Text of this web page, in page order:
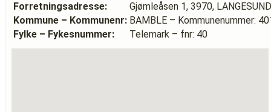
Forretningsadresse:
Gjømleåsen 1, 3970, LANGESUND
Kommune – Kommunenr: BAMBLE – Kommunenummer:
Fylke – Fykesnummer:
Telemark – fnr: 40